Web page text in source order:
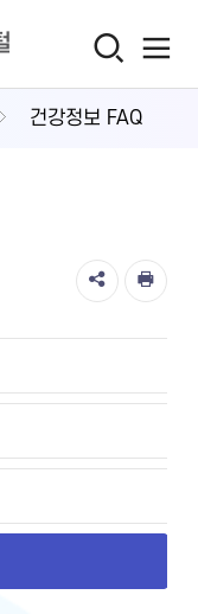
건강정보 FAQ